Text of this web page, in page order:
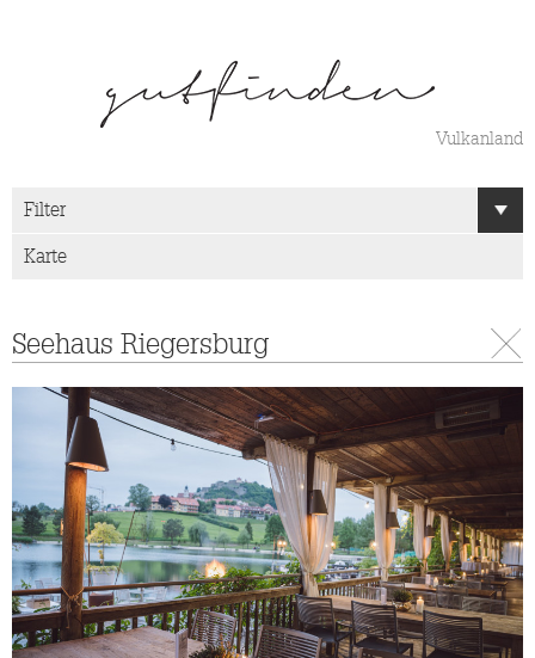
Vulkanland
Filter
Karte
Seehaus Riegersburg